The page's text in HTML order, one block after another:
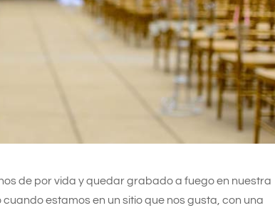
de por vida y quedar grabado a fuego en nuestra
estamos en un sitio que nos gusta, con una